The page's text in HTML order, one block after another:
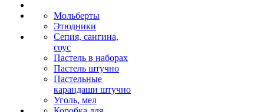
Мольберты
Этюдники
Сепия, сангина,
соус
Пастель в наборах
Пастель штучно
Пастельные
карандаши штучно
Уголь, мел